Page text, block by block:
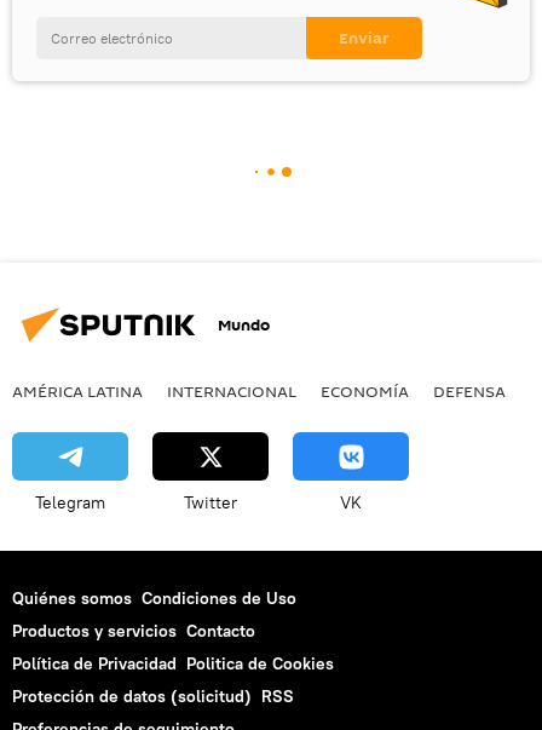
Mundo
AMÉRICA LATINA INTERNACIONAL ECONOMÍA DEFENSA
Telegram Twitter VK
Quiénes somos Condiciones de Uso
Productos y servicios Contacto
Política de Privacidad Politica de Cookies
Protección de datos (solicitud) RSS